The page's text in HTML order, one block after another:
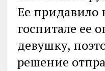
Ее придавило
госпитале ее
девушку,
решение